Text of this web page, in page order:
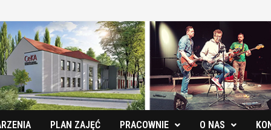
PLAN ZAJĘĆ PRACOWNIE O NAS